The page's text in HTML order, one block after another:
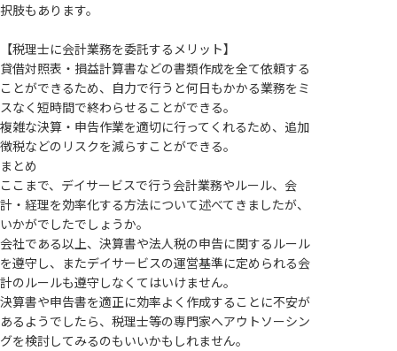
択肢もあります。
【税理士に会計業務を委託するメリット】
貸借対照表・損益計算書などの書類作成を全て依頼する
ことができるため、自力で行うと何日もかかる業務をミ
スなく短時間で終わらせることができる。
複雑な決算・申告作業を適切に行ってくれるため、追加
徴税などのリスクを減らすことができる。
まとめ
ここまで、デイサービスで行う会計業務やルール、会
計・経理を効率化する方法について述べてきましたが、
いかがでしたでしょうか。
会社である以上、決算書や法人税の申告に関するルール
を遵守し、またデイサービスの運営基準に定められる会
計のルールも遵守しなくてはいけません。
決算書や申告書を適正に効率よく作成することに不安が
あるようでしたら、税理士等の専門家へアウトソーシン
グを検討してみるのもいいかもしれません。